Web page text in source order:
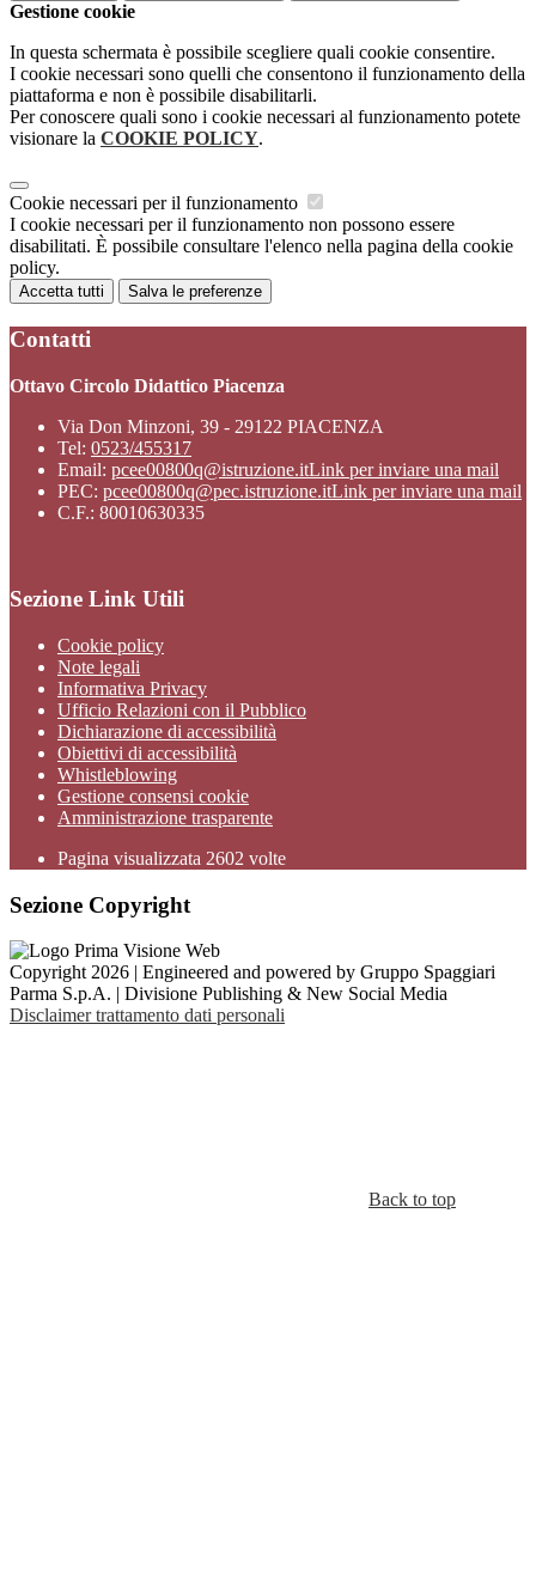
Gestione cookie
In questa schermata è possibile scegliere quali cookie consentire.
I cookie necessari sono quelli che consentono il funzionamento della
piattaforma e non è possibile disabilitarli.
Per conoscere quali sono i cookie necessari al funzionamento potete
visionare la COOKIE POLICY.
Cookie necessari per il funzionamento
I cookie necessari per il funzionamento non possono essere
disabilitati. È possibile consultare l'elenco nella pagina della cookie
policy.
Accetta tutti Salva le preferenze
Contatti
Ottavo Circolo Didattico Piacenza
Via Don Minzoni, 39 - 29122 PIACENZA
Tel: 0523/455317
Email: pcee00800q@istruzione.itLink per inviare una mail
PEC: pcee00800q@pec.istruzione.itLink per inviare una mail
C.F.: 80010630335
Sezione Link Utili
Cookie policy
Note legali
Informativa Privacy
Ufficio Relazioni con il Pubblico
Dichiarazione di accessibilità
Obiettivi di accessibilità
Whistleblowing
Gestione consensi cookie
Amministrazione trasparente
Pagina visualizzata 2602 volte
Sezione Copyright
Copyright 2026 | Engineered and powered by Gruppo Spaggiari
Parma S.p.A. | Divisione Publishing & New Social Media
Disclaimer trattamento dati personali
Back to top